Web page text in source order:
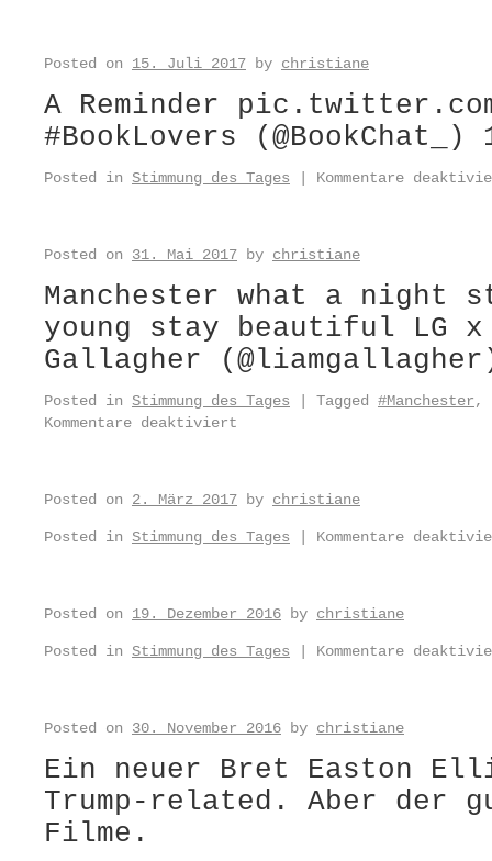
Posted on 15. Juli 2017 by christiane
A Reminder
#BookLovers
Posted in Stimmung des Tages Kommentare
Posted on 31. Mai 2017 by christiane
Manchester what a night
young stay beautiful LG x
Gallagher
Posted in Stimmung des Tages Tagged #Manchester,
Kommentare deaktiviert
Posted on 2. März 2017 by christiane
Posted in Stimmung des Tages Kommentare
Posted on 19. Dezember 2016 by christiane
Posted in Stimmung des Tages Kommentare
Posted on 30. November 2016 by christiane
Ein neuer Bret Easton
Trump-related. Aber der
Filme.